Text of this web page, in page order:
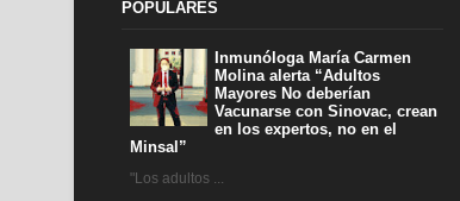
POPULARES
Inmunóloga María Carmen
Molina alerta “Adultos
Mayores No deberían
Vacunarse con Sinovac, crean
en los expertos, no en el
Minsal”
"Los adultos ...